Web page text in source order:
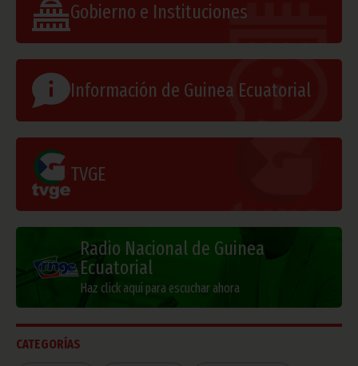
Gobierno e Instituciones
Información de Guinea Ecuatorial
TVGE
Radio Nacional de Guinea
Ecuatorial
Haz click aquí para escuchar ahora
CATEGORÍAS